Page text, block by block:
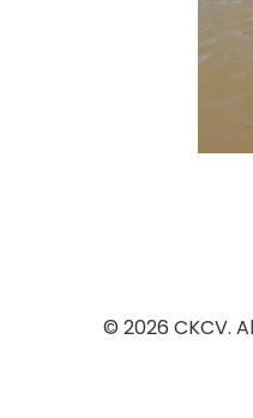
© 2026 CKCV.